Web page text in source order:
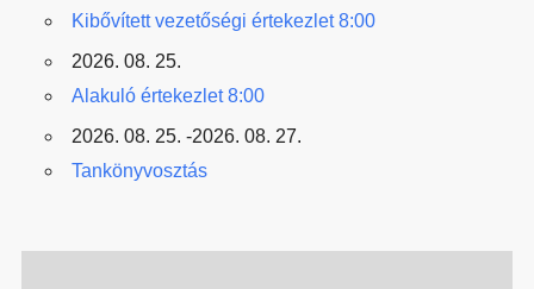
Kibővített vezetőségi értekezlet 8:00
2026. 08. 25.
Alakuló értekezlet 8:00
2026. 08. 25. -2026. 08. 27.
Tankönyvosztás